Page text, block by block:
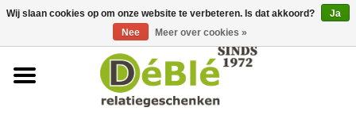
Over ons
Contact
Wij slaan cookies op om onze website te verbeteren. Is dat akkoord?
Ja
Nee
Meer over cookies »